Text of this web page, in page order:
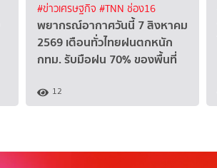
#ข่าวเศรษฐกิจ #TNN ช่อง16
พยากรณ์อากาศวันนี้ 7 สิงหาคม
2569 เตือนทั่วไทยฝนตกหนัก
กทม. รับมือฝน 70% ของพื้นที่
12